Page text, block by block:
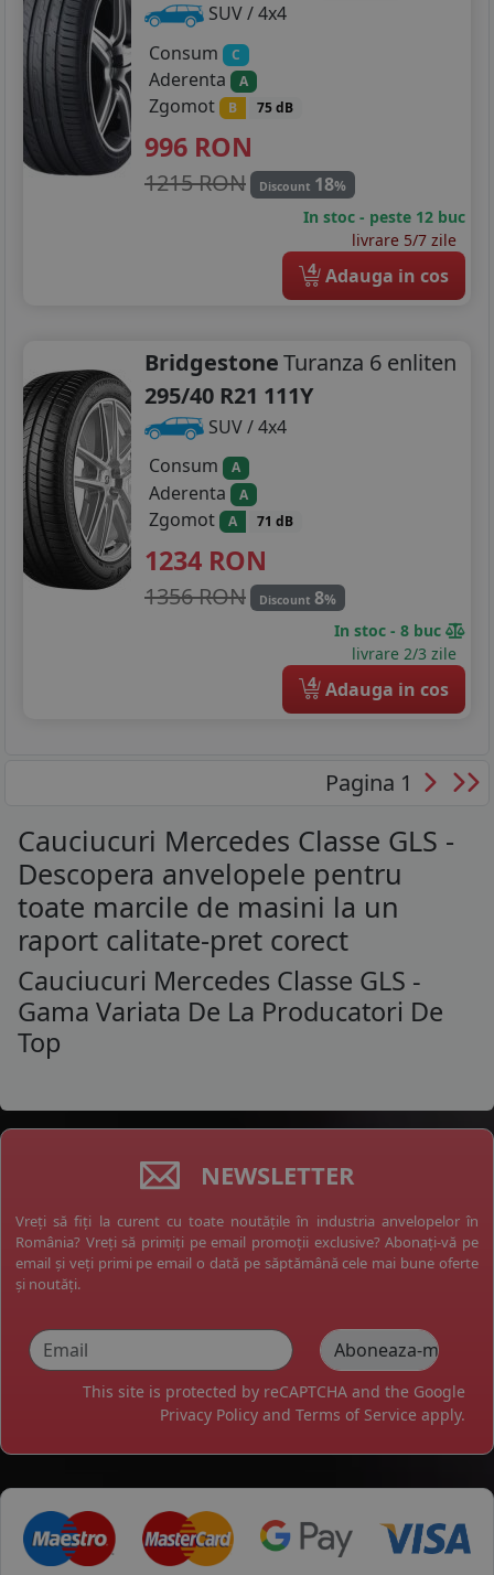
SUV / 4x4
Consum
C
Aderenta A
Zgomot B 75 dB
996 RON
1215 RON Discount 18%
In stoc - peste 12 buc
livrare 5/7 zile
4 Adauga in cos
BridgestoneTuranza 6 enliten
295/40 R21 111Y
SUV / 4x4
Consum
A
Aderenta A
Zgomot A 71 dB
1234 RON
1356 RON Discount 8%
In stoc - 8 buc
livrare 2/3 zile
4 Adauga in cos
Pagina 1
Cauciucuri Mercedes Classe GLS -
Descopera anvelopele pentru
toate marcile de masini la un
raport calitate-pret corect
Cauciucuri Mercedes Classe GLS -
Gama Variata De La Producatori De
Top
NEWSLETTER
Vreți să fiți la curent cu toate noutățile în industria anvelopelor în
România? Vreți să primiți pe email promoții exclusive? Abonați-vă pe
email și veți primi pe email o dată pe săptămână cele mai bune oferte
și noutăți.
This site is protected by reCAPTCHA and the Google
Privacy Policy and Terms of Service apply.